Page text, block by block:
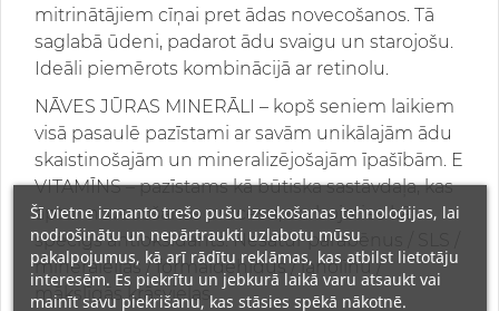
mitrinātājiem cīņai pret ādas novecošanos. Tā
saglabā ūdeni, padarot ādu svaigu un starojošu.
Ideāli piemērots kombinācijā ar retinolu.
NĀVES JŪRAS MINERĀLI – kopš seniem laikiem
visā pasaulē pazīstami ar savām unikālajām ādu
skaistinošajām un mineralizējošajām īpašībām. E
VITAMĪNS – pazīstams kā būtiska sastāvdaļa, kas
aptur novecošanās procesu, darbojoties kā
spēcīgs antioksidants. Nesatur parabēnus / SLS /
minerāleļļas / formaldehīdus / lanolīnu /
mākslīgās krāsvielas.
Šī vietne izmanto trešo pušu izsekošanas tehnoloģijas, lai
nodrošinātu un nepārtraukti uzlabotu mūsu
pakalpojumus, kā arī rādītu reklāmas, kas atbilst lietotāju
interesēm. Es piekrītu un jebkurā laikā varu atsaukt vai
mainīt savu piekrišanu, kas stāsies spēkā nākotnē.